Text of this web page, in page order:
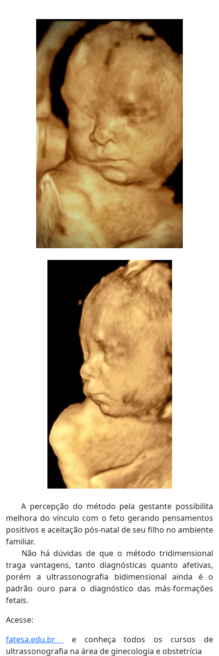
A percepção do método pela gestante possibilita
melhora do vínculo com o feto gerando pensamentos
positivos e aceitação pós-natal de seu filho no ambiente
familiar.
Não há dúvidas de que o método tridimensional
traga vantagens, tanto diagnósticas quanto afetivas,
porém a ultrassonografia bidimensional ainda é o
padrão ouro para o diagnóstico das más-formações
fetais.
Acesse:
fatesa.edu.br
e conheça todos os cursos de
ultrassonografia na área de ginecologia e obstetrícia